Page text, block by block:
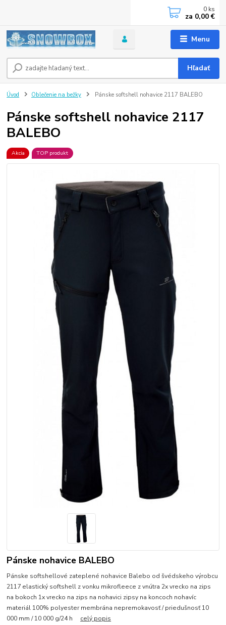
Menu
Hľadať
0 ks
za 0,00 €
Úvod Oblečenie na bežky Pánske softshell nohavice 2117 BALEBO
Pánske softshell nohavice 2117
BALEBO
Akcia TOP produkt
Pánske nohavice BALEBO
Pánske softshellové zateplené nohavice Balebo od švédskeho výrobcu
2117 elastický softshell z vonku mikrofleece z vnútra 2x vrecko na zips
na bokoch 1x vrecko na zips na nohavici zipsy na koncoch nohavíc
materiál 100% polyester membrána nepremokavosť / priedušnosť 10
000 mm / 10 000 g/24 h celý popis